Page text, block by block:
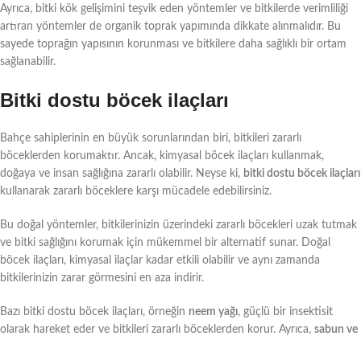
Ayrıca, bitki kök gelişimini teşvik eden yöntemler ve bitkilerde verimliliği
artıran yöntemler de organik toprak yapımında dikkate alınmalıdır. Bu
sayede toprağın yapısının korunması ve bitkilere daha sağlıklı bir ortam
sağlanabilir.
Bitki dostu böcek ilaçları
Bahçe sahiplerinin en büyük sorunlarından biri, bitkileri zararlı
böceklerden korumaktır. Ancak, kimyasal böcek ilaçları kullanmak,
doğaya ve insan sağlığına zararlı olabilir. Neyse ki, bitki dostu böcek ilaçları
kullanarak zararlı böceklere karşı mücadele edebilirsiniz.
Bu doğal yöntemler, bitkilerinizin üzerindeki zararlı böcekleri uzak tutmak
ve bitki sağlığını korumak için mükemmel bir alternatif sunar. Doğal
böcek ilaçları, kimyasal ilaçlar kadar etkili olabilir ve aynı zamanda
bitkilerinizin zarar görmesini en aza indirir.
Bazı bitki dostu böcek ilaçları, örneğin neem yağı, güçlü bir insektisit
olarak hareket eder ve bitkileri zararlı böceklerden korur. Ayrıca, sabun ve